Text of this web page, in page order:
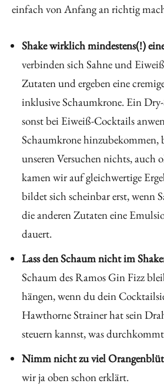
einfach von Anfang an richtig
Shake wirklich mindestens(!)
verbinden sich Sahne und
Zutaten und ergeben eine
inklusive Schaumkrone. Ein
sonst bei Eiweiß-Cocktails
Schaumkrone hinzubekommen,
unseren Versuchen nichts, auch
kamen wir auf gleichwertige
bildet sich scheinbar erst, wenn
die anderen Zutaten eine
dauert.
Lass den Schaum nicht im
Schaum des Ramos Gin Fizz
hängen, wenn du dein
Hawthorne Strainer hat sein
steuern kannst, was
Nimm nicht zu viel
wir ja oben schon erklärt.